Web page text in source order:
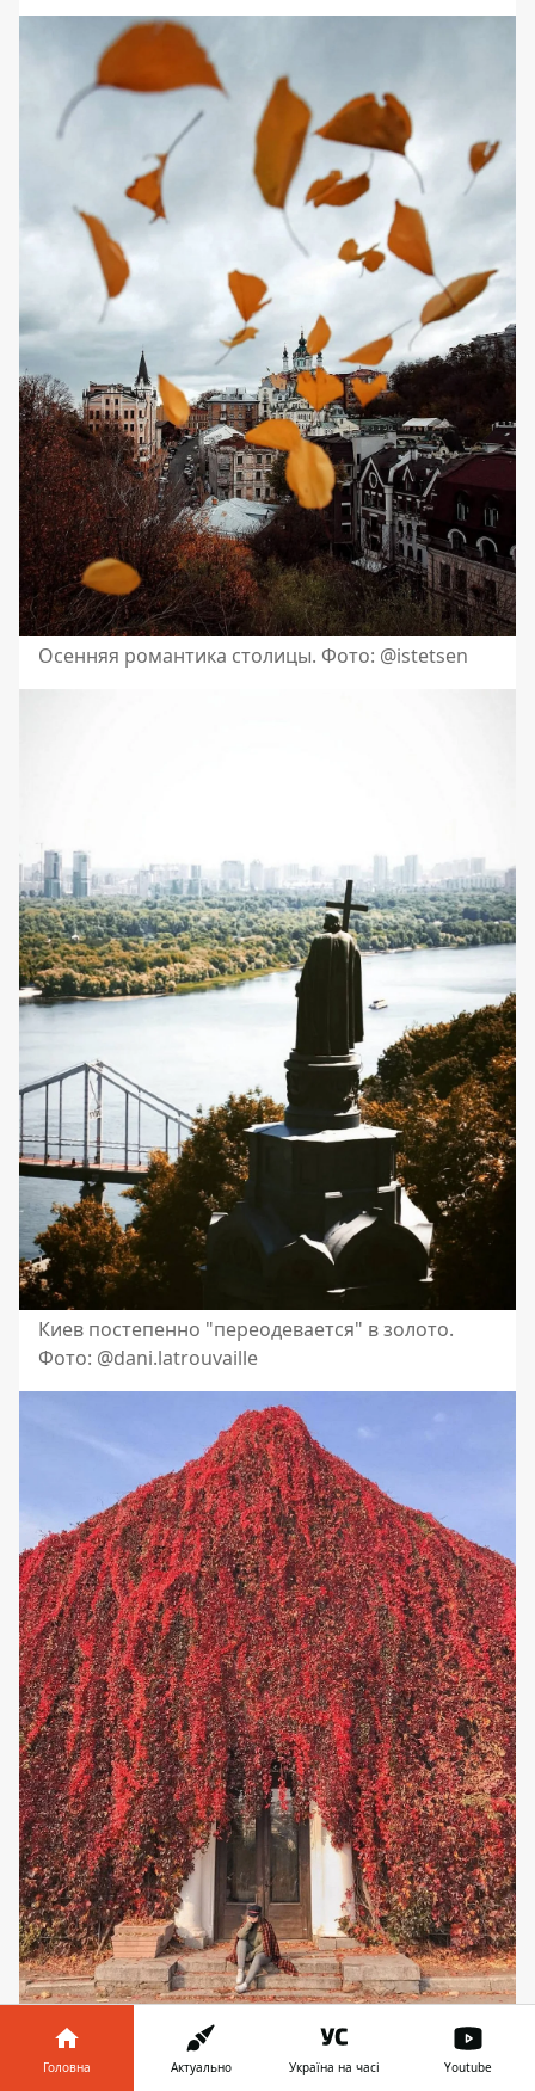
Осенняя романтика столицы. Фото: @istetsen
Киев постепенно "переодевается" в золото.
Фото: @dani.latrouvaille
Будто фотозона на ВДНГ. Фото: @lina.cherry14
Головна Актуально Україна на часі Youtube